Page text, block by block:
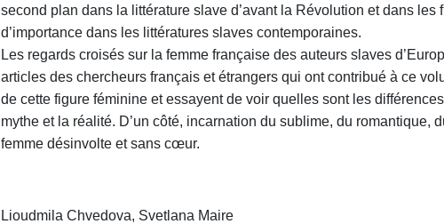
second plan dans la littérature slave d’avant la Révolution et dans les
d’importance dans les littératures slaves contemporaines.
Les regards croisés sur la femme française des auteurs slaves
articles des chercheurs français et étrangers qui ont contribué à ce
de cette figure féminine et essayent de voir quelles sont les
mythe et la réalité. D’un côté, incarnation du sublime, du romantique,
femme désinvolte et sans cœur.
Lioudmila Chvedova, Svetlana Maire